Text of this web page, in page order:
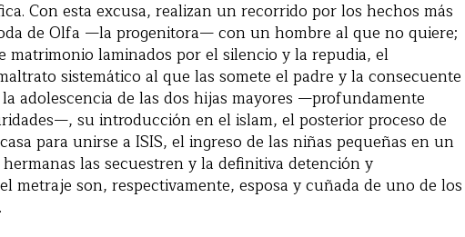
Con esta excusa, realizan un recorrido por los hechos más
de Olfa —la progenitora— con un hombre al que no quiere;
matrimonio laminados por el silencio y la repudia, el
sistemático al que las somete el padre y la consecuente
adolescencia de las dos hijas mayores —profundamente
su introducción en el islam, el posterior proceso de
para unirse a ISIS, el ingreso de las niñas pequeñas en un
las secuestren y la definitiva detención y
metraje son, respectivamente, esposa y cuñada de uno de los